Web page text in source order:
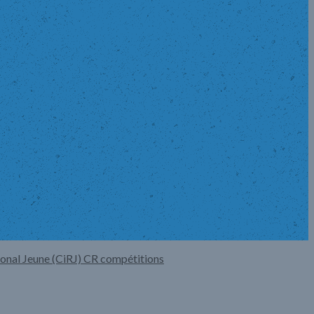
Jeune (CiRJ) CR compétitions